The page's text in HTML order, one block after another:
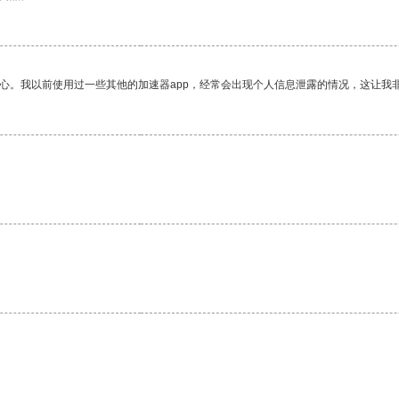
我以前使用过一些其他的加速器app，经常会出现个人信息泄露的情况，这让我